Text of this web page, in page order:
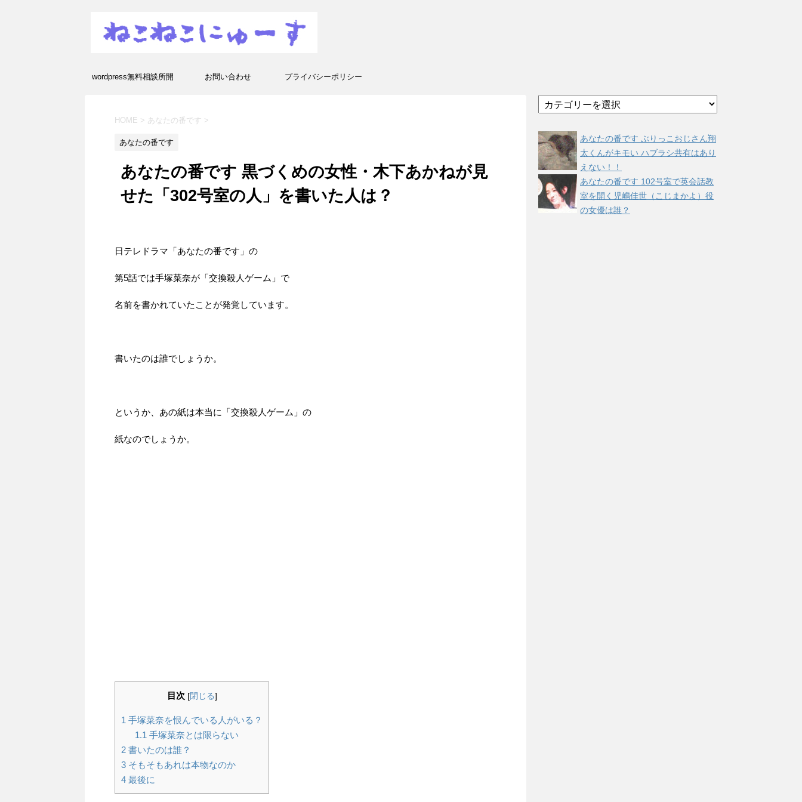
wordpress無料相談所開
ます！
お問い合わせ プライバシーポリシー
HOME > あなたの番です >
あなたの番です
あなたの番です 黒づくめの女性・木下あかねが見
せた「302号室の人」を書いた人は？
日テレドラマ「あなたの番です」の
第5話では手塚菜奈が「交換殺人ゲーム」で
名前を書かれていたことが発覚しています。
書いたのは誰でしょうか。
というか、あの紙は本当に「交換殺人ゲーム」の
紙なのでしょうか。
目次 [閉じる]
1 手塚菜奈を恨んでいる人がいる？
1.1 手塚菜奈とは限らない
2 書いたのは誰？
3 そもそもあれは本物なのか
4 最後に
テ
リ
ー
あなたの番です ぶりっこおじさん翔
太くんがキモい ハブラシ共有はあり
えない！！
あなたの番です 102号室で英会話教
室を開く児嶋佳世（こじまかよ）役
の女優は誰？